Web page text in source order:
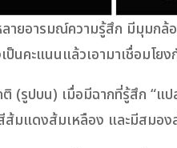
ายอารมณ์ความรู้สึก มีมุมกล้
ป็นคะแนนแล้วเอามาเชื่อมโย
ติ (รูปบน) เมื่อมีฉากที่รู้สึก “
ส้มแดงส้มเหลือง และมีสม